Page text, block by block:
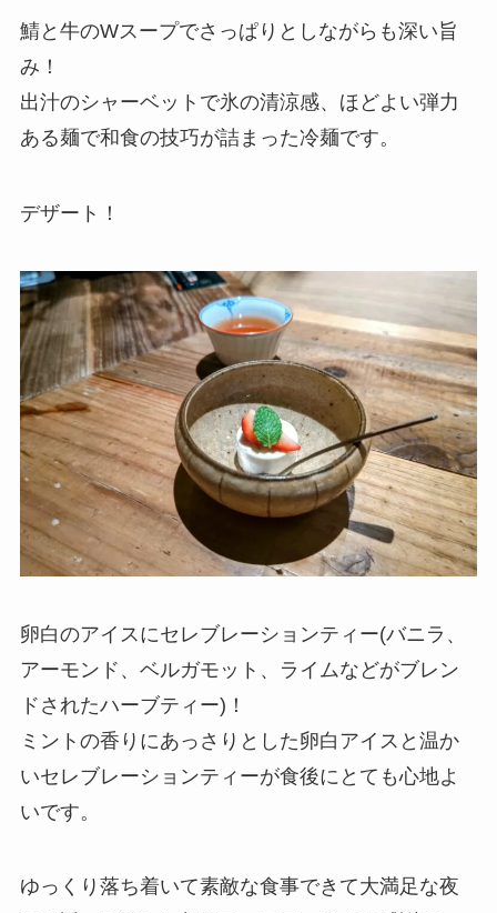
鯖と牛のWスープでさっぱりとしながらも深い旨
み！
出汁のシャーベットで氷の清涼感、ほどよい弾力
ある麺で和食の技巧が詰まった冷麺です。
デザート！
卵白のアイスにセレブレーションティー(バニラ、
アーモンド、ベルガモット、ライムなどがブレン
ドされたハーブティー)！
ミントの香りにあっさりとした卵白アイスと温か
いセレブレーションティーが食後にとても心地よ
いです。
ゆっくり落ち着いて素敵な食事できて大満足な夜